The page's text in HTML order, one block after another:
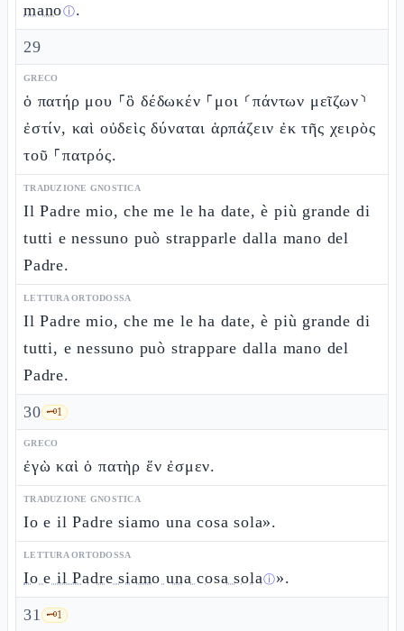
manoⓘ.
29
GRECO
ὁ πατήρ μου ⸀ὃ δέδωκέν ⸀μοι ⸂πάντων μεῖζων⸃
ἐστίν, καὶ οὐδεὶς δύναται ἁρπάζειν ἐκ τῆς χειρὸς
τοῦ ⸀πατρός.
TRADUZIONE GNOSTICA
Il Padre mio, che me le ha date, è più grande di
tutti e nessuno può strapparle dalla mano del
Padre.
LETTURA ORTODOSSA
Il Padre mio, che me le ha date, è più grande di
tutti, e nessuno può strappare dalla mano del
Padre.
30 🗝️1
GRECO
ἐγὼ καὶ ὁ πατὴρ ἕν ἐσμεν.
TRADUZIONE GNOSTICA
Io e il Padre siamo una cosa sola».
LETTURA ORTODOSSA
Io e il Padre siamo una cosa solaⓘ».
31 🗝️1